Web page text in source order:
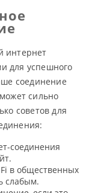
интернет
для успешного
соединение
сильно
советов для
соединения
в общественных
слабым.